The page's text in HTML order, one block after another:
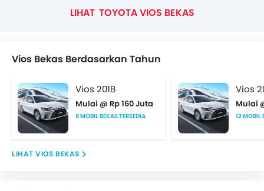
TOYOTA VIOS BEKAS
Vios Bekas Berdasarkan Tahun
Vios 2018
Mulai @ Rp 160 Juta
6 MOBIL BEKAS TERSEDIA
Vios
Mulai
12 MOBIL
VIOS BEKAS